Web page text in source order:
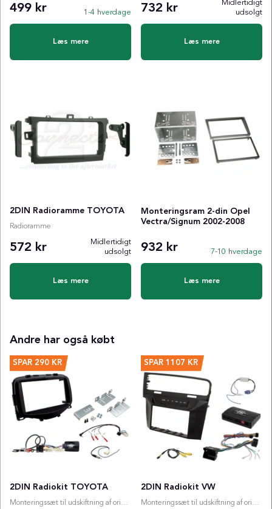
499 kr 1-4 hverdage
Læs mere
732 kr
Midlertidigt
udsolgt
Læs mere
2DIN Radioramme TOYOTA
Radioramme
572 kr
Midlertidigt
udsolgt
Læs mere
Monteringsram 2-din Opel
Vectra/Signum 2002-2008
932 kr 7-10 hverdage
Læs mere
Andre har også købt
SPAR 290 KR
2DIN Radiokit TOYOTA
Monteringssæt til udskiftning af originalradio
SPAR 1107 KR
2DIN Radiokit VW
Monteringssæt til udskiftning af originalradio